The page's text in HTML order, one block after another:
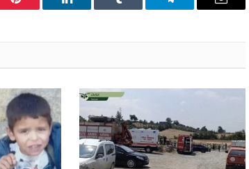
Pinterest LinkedIn Tumblr Telegram Email